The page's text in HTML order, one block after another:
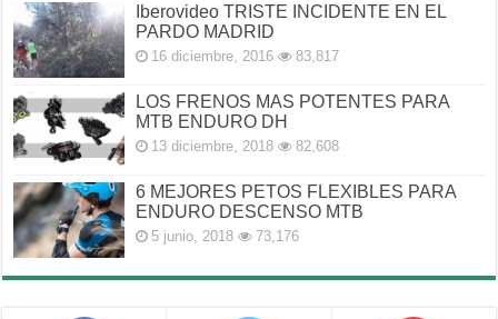
Iberovideo TRISTE INCIDENTE EN EL
PARDO MADRID
16 diciembre, 2016 83,817
LOS FRENOS MAS POTENTES PARA
MTB ENDURO DH
13 diciembre, 2018 82,608
6 MEJORES PETOS FLEXIBLES PARA
ENDURO DESCENSO MTB
5 junio, 2018 73,176